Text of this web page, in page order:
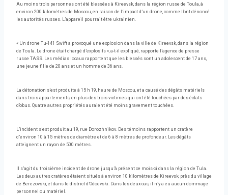
Au moins trois personnes ont été blessées à Kireevsk, dans la région russe de Toula, à
environ 200 kilomètres de Moscou, en raison de l’impact d’un drone, comme l’ont dénoncé
les autorités russes. L’appareil pourrait être ukrainien.
« Un drone Tu-141 Swift a provoqué une explosion dans la ville de Kireevsk, dans la région
de Toula. Le drone était chargé d’explosifs », a-t-il expliqué, rapporte l’agence de presse
russe TASS. Les médias locaux rapportent que les blessés sont un adolescent de 17 ans,
une jeune fille de 20 ans et un homme de 36 ans.
La détonation s’est produite à 15 h 19, heure de Moscou, et a causé des dégâts matériels
dans trois appartements, en plus des trois victimes qui ont été touchées par des éclats
d’obus. Quatre autres propriétés auraient été moins gravement touchées.
L’incident s’est produit au 19, rue Dorozhnikov. Des témoins rapportent un cratère
d’environ 10 à 15 mètres de diamètre et de 6 à 8 mètres de profondeur. Les dégâts
atteignent un rayon de 500 mètres.
Il s’agit du troisième incident de drone jusqu’à présent ce mois-ci dans la région de Tula.
Les deux autres cratères étaient situés à environ 10 kilomètres de Kireevsk, près du village
de Berezovski, et dans le district d’Odoevski. Dans les deux cas, il n’y a eu aucun dommage
personnel ou matériel.